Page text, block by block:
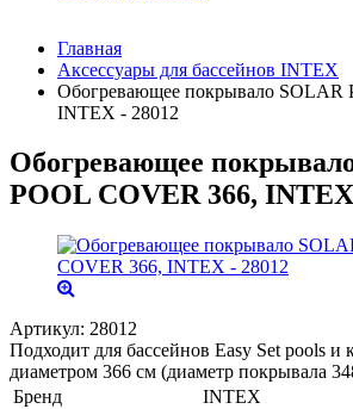
Главная
Аксессуары для бассейнов INTEX
Обогревающее покрывало SOLAR
INTEX - 28012
Обогревающее
POOL COVER 366,
Артикул: 28012
Подходит для бассейнов Easy Set pools и
диаметром 366 см (диаметр покрывала
Бренд
INTEX